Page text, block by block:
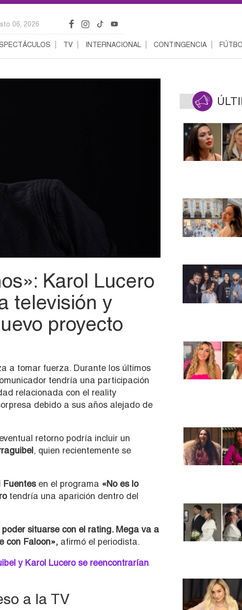
06, 2026
TV INTERNACIONAL CONTINGENCIA
Karol Lucero
televisión y
proyecto
a tomar fuerza. Durante los últimos
tendría una participación
relacionada con el reality
debido a sus años alejado de
retorno podría incluir un
, quien recientemente se
Fuentesen el programa «No es lo
tendría una aparición dentro del
situarse con el rating. Mega va a
con Faloon», afirmó el periodista.
y Karol Lucero se reencontrarían
a la TV